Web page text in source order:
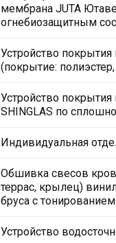
мембрана JUTA
огнебиозащитным
Устройство
(покрытие:
Устройство
SHINGLAS по
Индивидуальная
Обшивка свесов
террас, крылец)
бруса с
Устройство